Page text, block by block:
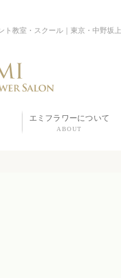
ト教室・スクール｜東京・中野坂
エミフラワーについて
ABOUT